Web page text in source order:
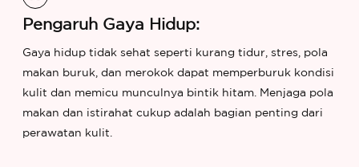
Pengaruh Gaya Hidup:
Gaya hidup tidak sehat seperti kurang tidur, stres, pola
makan buruk, dan merokok dapat memperburuk kondisi
kulit dan memicu munculnya bintik hitam. Menjaga pola
makan dan istirahat cukup adalah bagian penting dari
perawatan kulit.